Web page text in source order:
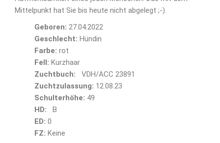
Mittelpunkt hat Sie bis heute nicht abgelegt ;-).
Geboren: 27.04.2022
Geschlecht: Hündin
Farbe: rot
Fell: Kurzhaar
Zuchtbuch: VDH/ACC 23891
Zuchtzulassung: 12.08.23
Schulterhöhe: 49
HD: B
ED: 0
FZ: Keine